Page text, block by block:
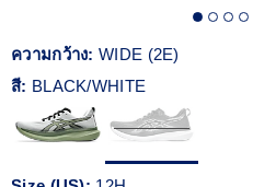
ความกว้าง: WIDE (2E)
สี: BLACK/WHITE